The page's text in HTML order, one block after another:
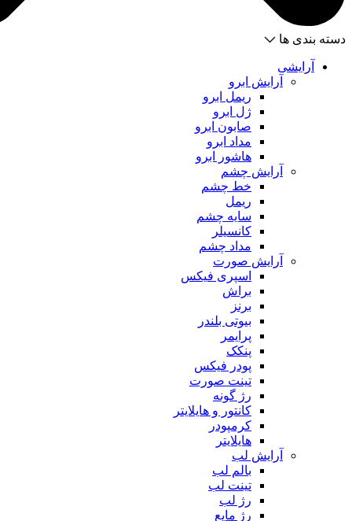
دسته بندی ها
آرایشی
آرایش ابرو
ریمل ابرو
ژل ابرو
صابون ابرو
مداد ابرو
هاشور ابرو
آرایش چشم
خط چشم
ریمل
سایه چشم
کانسیلر
مداد چشم
آرایش صورت
اسپری فیکس
براش
برنز
بیوتی بلندر
پرایمر
پنکک
پودر فیکس
تینت صورت
رژ گونه
کانتور و هایلایتر
کرمپودر
هایلایتر
آرایش لب
بالم لب
تینت لب
رژ لب
رژ مایع